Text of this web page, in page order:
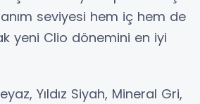
seviyesi hem iç hem de
yeni Clio dönemini en iyi
Yıldız Siyah, Mineral Gri,